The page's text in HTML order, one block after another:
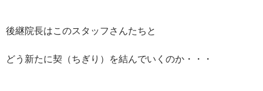
後継院長はこのスタッフさんたちと
どう新たに契（ちぎり）を結んでいくのか・・・